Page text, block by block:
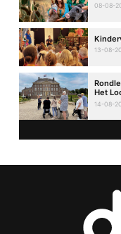
08-08-
13-08-
Het
14-08-